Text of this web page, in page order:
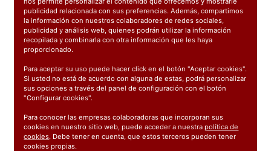
publicidad relacionada con sus preferencias. Además, compartimos
la información con nuestros colaboradores de redes sociales,
publicidad y análisis web, quienes podrán utilizar la información
recopilada y combinarla con otra información que les haya
proporcionado.
Para aceptar su uso puede hacer click en el botón "Aceptar cookies".
Si usted no está de acuerdo con alguna de estas, podrá personalizar
sus opciones a través del panel de configuración con el botón
"Configurar cookies".
Para conocer las empresas colaboradoras que incorporan sus
cookies en nuestro sitio web, puede acceder a nuestrapolítica de
cookies. Debe tener en cuenta, que estos terceros pueden tener
cookies propias.